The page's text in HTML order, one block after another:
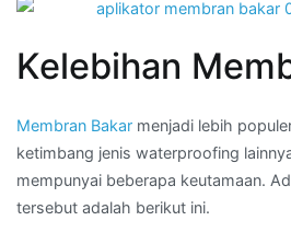
Kelebihan
Membran Bakar menjadi lebih
ketimbang jenis waterproofing
mempunyai beberapa keutamaan.
tersebut adalah berikut ini.